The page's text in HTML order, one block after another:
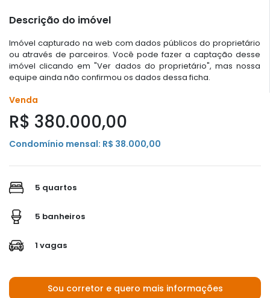
Descrição do imóvel
Imóvel capturado na web com dados públicos do proprietário
ou através de parceiros. Você pode fazer a captação desse
imóvel clicando em "Ver dados do proprietário", mas nossa
equipe ainda não confirmou os dados dessa ficha.
Venda
R$ 380.000,00
Condomínio mensal: R$ 38.000,00
5 quartos
5 banheiros
1 vagas
Sou corretor e quero mais informações